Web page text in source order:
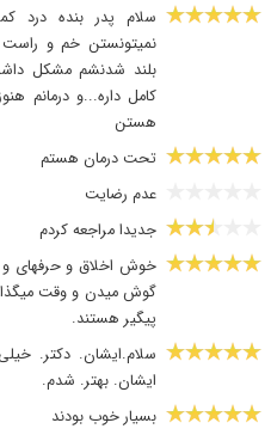
سلام پدر بنده درد
نمیتونستن خم و
بلند شدنشم مشکل
کامل داره...و درمانم
هستن
تحت درمان هستم
عدم رضایت
جدیدا مراجعه کردم
خوش اخلاق و حرفهای
گوش میدن و وقت
پیگیر هستند.
سلام.ایشان. دکتر.
ایشان. بهتر. شدم.
بسیار خوب بودند